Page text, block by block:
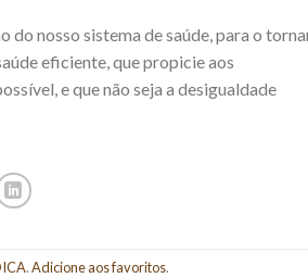
do nosso sistema de saúde, para o
eficiente, que propicie aos
e que não seja a desigualdade
.Adicione aos favoritos.